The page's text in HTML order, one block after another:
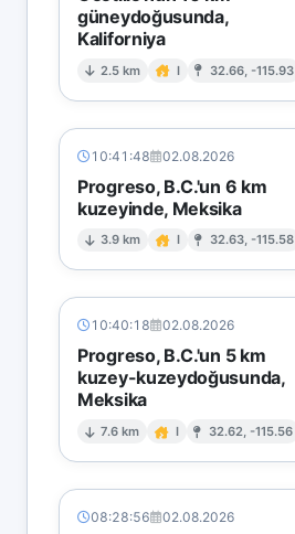
güneydoğusunda,
Kaliforniya
2.5 km I 32.66, -115.93
10:41:48 02.08.2026
Progreso, B.C.'un 6 km
kuzeyinde, Meksika
3.9 km I 32.63, -115.58
10:40:18 02.08.2026
Progreso, B.C.'un 5 km
kuzey-kuzeydoğusunda,
Meksika
7.6 km I 32.62, -115.56
08:28:56 02.08.2026